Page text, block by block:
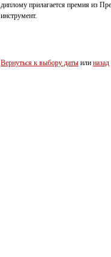
диплому прилагается премия из
инструмент.
Вернуться к выбору даты или назад